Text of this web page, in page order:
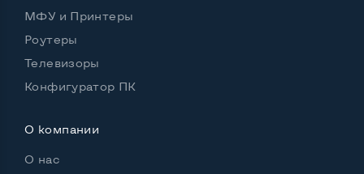
Мощность блока питания, Вт
Внешний блок питания
Особенности
Комплектация: системный блок, кабель питания
МФУ и Принтеры
Роутеры
Телевизоры
Конфигуратор ПК
О компании
О нас